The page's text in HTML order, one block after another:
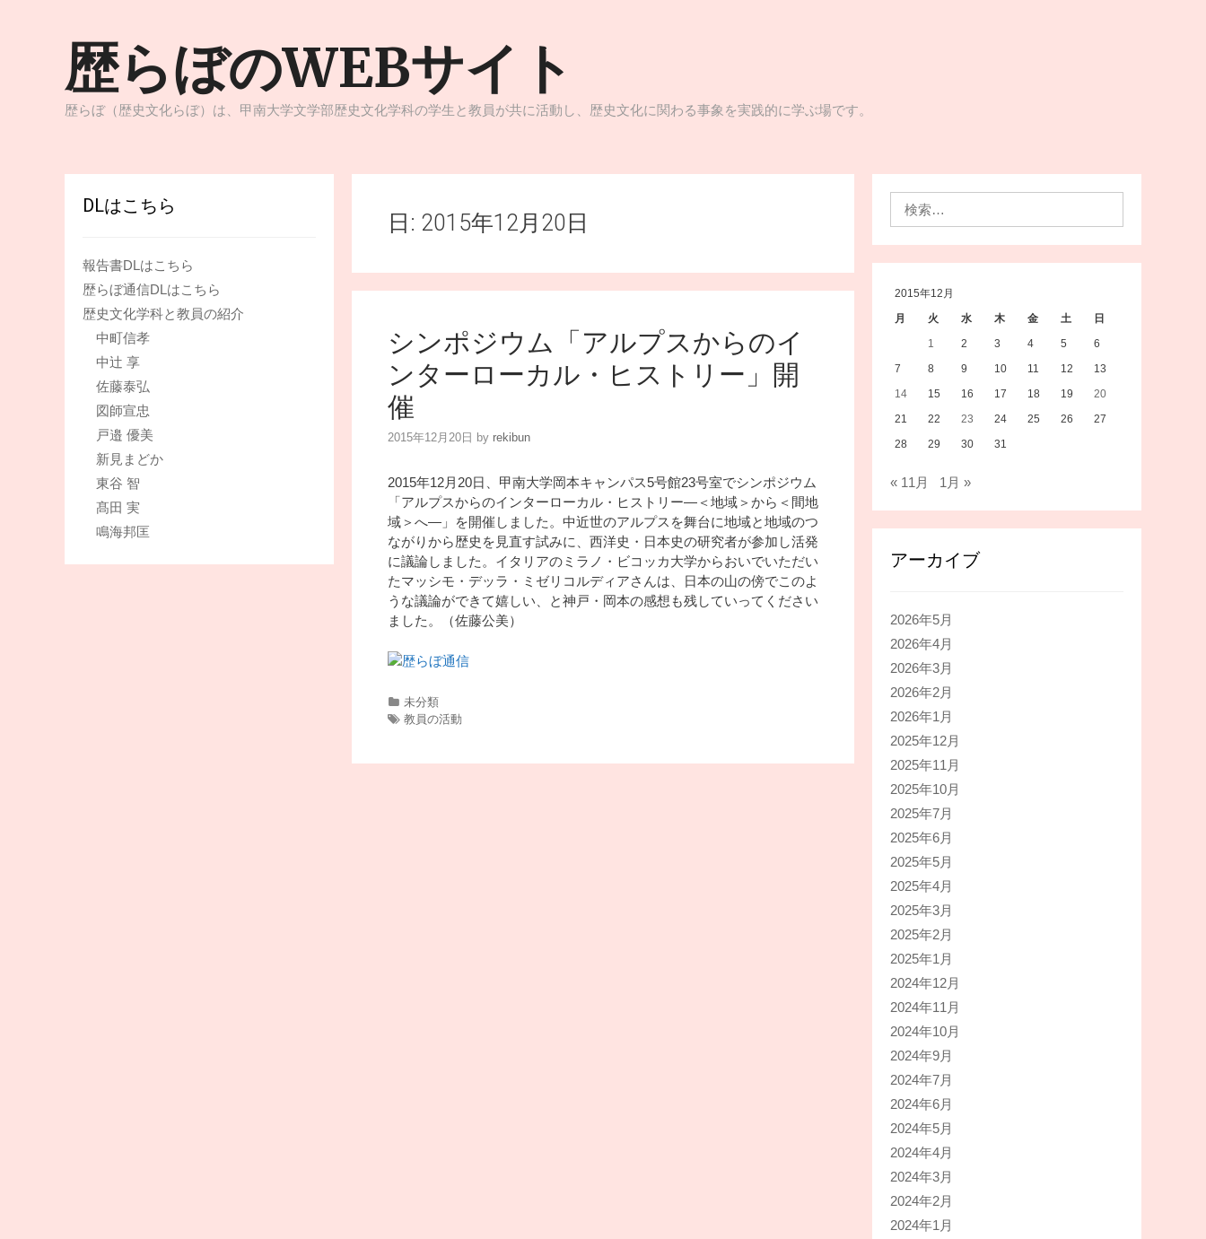
歴らぼのWEBサイト
歴らぼ（歴史文化らぼ）は、甲南大学文学部歴史文化学科の学生と教員が共に活動し、歴史文化に関わる事象を実践的に学ぶ場です。
日: 2015年12月20日
シンポジウム「アルプスからのイ
ンターローカル・ヒストリー」開
催
2015年12月20日 by rekibun
2015年12月20日、甲南大学岡本キャンパス5号館23号室でシンポジウム
「アルプスからのインターローカル・ヒストリー―＜地域＞から＜間地
域＞へ―」を開催しました。中近世のアルプスを舞台に地域と地域のつ
ながりから歴史を見直す試みに、西洋史・日本史の研究者が参加し活発
に議論しました。イタリアのミラノ・ビコッカ大学からおいでいただい
たマッシモ・デッラ・ミゼリコルディアさんは、日本の山の傍でこのよ
うな議論ができて嬉しい、と神戸・岡本の感想も残していってください
ました。（佐藤公美）
カ
テ
未分類
タ
教員の活動
DLはこちら
報告書DLはこちら
歴らぼ通信DLはこちら
歴史文化学科と教員の紹介
中町信孝
中辻 享
佐藤泰弘
図師宣忠
戸邉 優美
新見まどか
東谷 智
髙田 実
鳴海邦匡
2015年12月
月
火 水 木 金 土
日
1
2 3 4 5
6
7
8 9 10 11 12
13
14
15 16 17 18 19
20
21
22 23 24 25 26
27
28
29 30 31
« 11月 1月 »
アーカイブ
2026年5月
2026年4月
2026年3月
2026年2月
2026年1月
2025年12月
2025年11月
2025年10月
2025年7月
2025年6月
2025年5月
2025年4月
2025年3月
2025年2月
2025年1月
2024年12月
2024年11月
2024年10月
2024年9月
2024年7月
2024年6月
2024年5月
2024年4月
2024年3月
2024年2月
2024年1月